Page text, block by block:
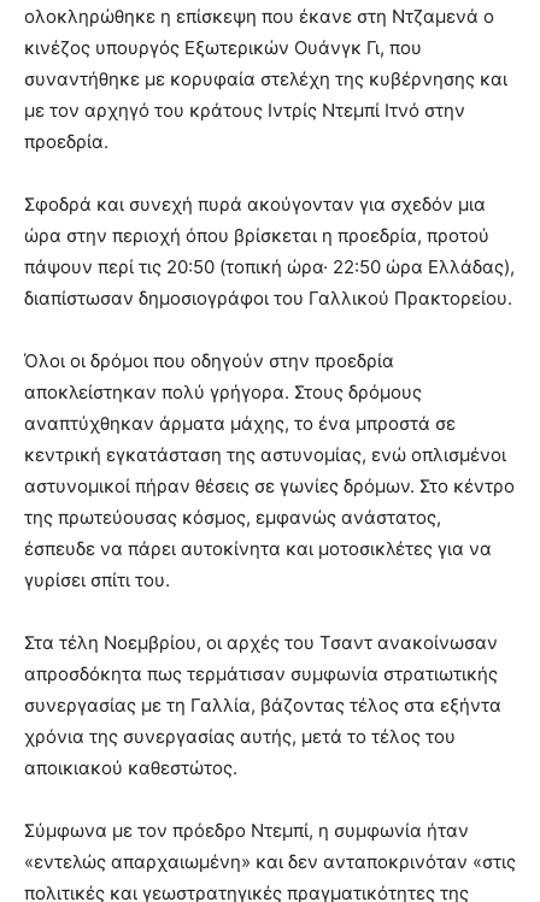
ολοκληρώθηκε η επίσκεψη που έκανε στη Ντζαμενά ο
κινέζος υπουργός Εξωτερικών Ουάνγκ Γι, που
συναντήθηκε με κορυφαία στελέχη της κυβέρνησης και
με τον αρχηγό του κράτους Ιντρίς Ντεμπί Ιτνό στην
προεδρία.
Σφοδρά και συνεχή πυρά ακούγονταν για σχεδόν μια
ώρα στην περιοχή όπου βρίσκεται η προεδρία, προτού
πάψουν περί τις 20:50 (τοπική ώρα· 22:50 ώρα Ελλάδας),
διαπίστωσαν δημοσιογράφοι του Γαλλικού Πρακτορείου.
Όλοι οι δρόμοι που οδηγούν στην προεδρία
αποκλείστηκαν πολύ γρήγορα. Στους δρόμους
αναπτύχθηκαν άρματα μάχης, το ένα μπροστά σε
κεντρική εγκατάσταση της αστυνομίας, ενώ οπλισμένοι
αστυνομικοί πήραν θέσεις σε γωνίες δρόμων. Στο κέντρο
της πρωτεύουσας κόσμος, εμφανώς ανάστατος,
έσπευδε να πάρει αυτοκίνητα και μοτοσικλέτες για να
γυρίσει σπίτι του.
Στα τέλη Νοεμβρίου, οι αρχές του Τσαντ ανακοίνωσαν
απροσδόκητα πως τερμάτισαν συμφωνία στρατιωτικής
συνεργασίας με τη Γαλλία, βάζοντας τέλος στα εξήντα
χρόνια της συνεργασίας αυτής, μετά το τέλος του
αποικιακού καθεστώτος.
Σύμφωνα με τον πρόεδρο Ντεμπί, η συμφωνία ήταν
«εντελώς απαρχαιωμένη» και δεν ανταποκρινόταν «στις
πολιτικές και γεωστρατηγικές πραγματικότητες της